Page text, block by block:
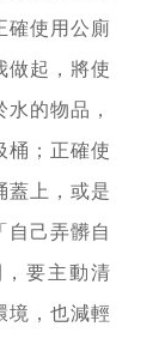
確使用公廁
做起，將使
的物品，
桶；正確使
蓋上，或是
自己弄髒自
要主動清
境，也減輕